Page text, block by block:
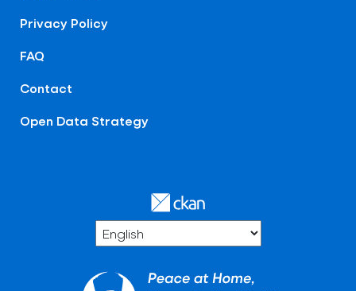
Privacy Policy
FAQ
Contact
Open Data Strategy